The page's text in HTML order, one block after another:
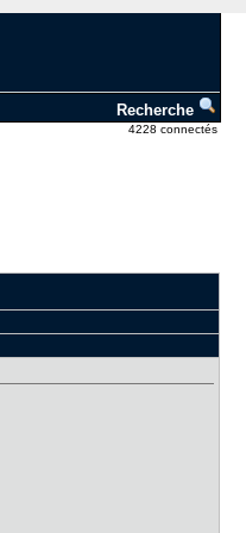
Recherche
4228 connectés